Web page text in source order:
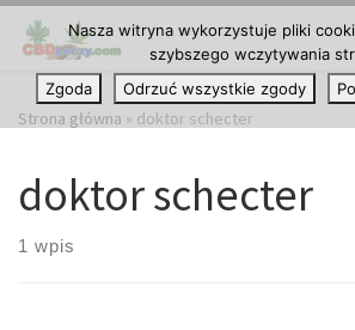
Przejdź do treści
Strona główna » doktor schecter
doktor schecter
1 wpis
Nasza witryna wykorzystuje pliki
szybszego wczytywania
Zgoda
Odrzuć wszystkie zgody